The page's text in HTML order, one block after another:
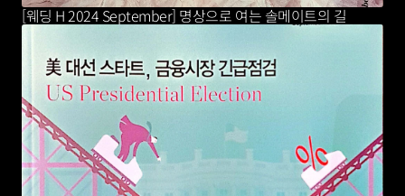
[웨딩 H 2024 September] 명상으로 여는 솔메이트의 길